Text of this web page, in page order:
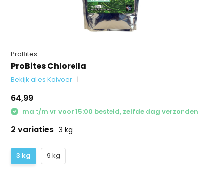
ProBites
ProBites Chlorella
Bekijk alles Koivoer
64,99
ma t/m vr voor 15:00 besteld, zelfde dag verzonden
2 variaties 3 kg
3 kg 9 kg